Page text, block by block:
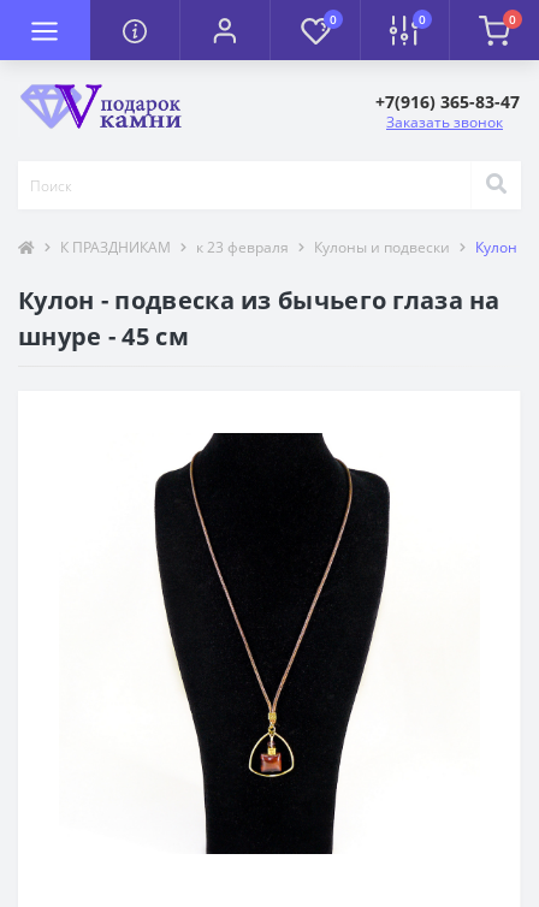
0 0 0
+7(916) 365-83-47
Заказать звонок
К ПРАЗДНИКАМ к 23 февраля Кулоны и подвески Кулон -
Кулон - подвеска из бычьего глаза на
шнуре - 45 см